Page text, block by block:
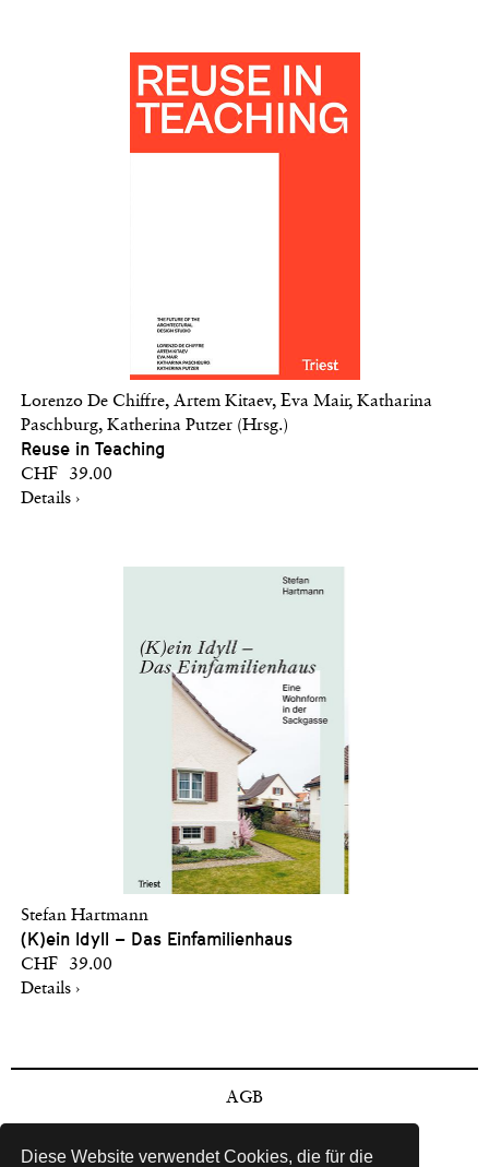
Diese Website verwendet Cookies, die für die
Lorenzo De Chiffre, Artem Kitaev, Eva Mair, Katharina
Paschburg, Katherina Putzer (Hrsg.)
Reuse in Teaching
CHF 39.00
Details ›
Stefan Hartmann
(K)ein Idyll – Das Einfamilienhaus
CHF 39.00
Details ›
AGB